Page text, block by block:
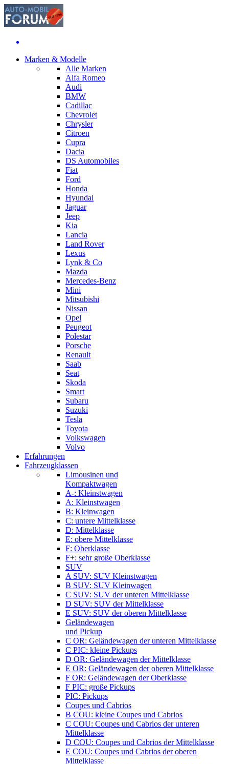
Marken & Modelle
Alle Marken
Alfa Romeo
Audi
BMW
Cadillac
Chevrolet
Chrysler
Citroen
Cupra
Dacia
DS Automobiles
Fiat
Ford
Honda
Hyundai
Jaguar
Jeep
Kia
Lancia
Land Rover
Lexus
Lynk & Co
Mazda
Mercedes-Benz
Mini
Mitsubishi
Nissan
Opel
Peugeot
Polestar
Porsche
Renault
Saab
Seat
Skoda
Smart
Subaru
Suzuki
Tesla
Toyota
Volkswagen
Volvo
Erfahrungen
Fahrzeugklassen
Limousinen und
Kompaktwagen
A-: Kleinstwagen
A: Kleinstwagen
B: Kleinwagen
C: untere Mittelklasse
D: Mittelklasse
E: obere Mittelklasse
F: Oberklasse
F+: sehr große Oberklasse
SUV
A SUV: SUV Kleinstwagen
B SUV: SUV Kleinwagen
C SUV: SUV der unteren Mittelklasse
D SUV: SUV der Mittelklasse
E SUV: SUV der oberen Mittelklasse
Geländewagen
und Pickup
C OR: Geländewagen der unteren Mittelklasse
C PIC: kleine Pickups
D OR: Geländewagen der Mittelklasse
E OR: Geländewagen der oberen Mittelklasse
F OR: Geländewagen der Oberklasse
F PIC: große Pickups
PIC: Pickups
Coupes und Cabrios
B COU: kleine Coupes und Cabrios
C COU: Coupes und Cabrios der unteren
Mittelklasse
D COU: Coupes und Cabrios der Mittelklasse
E COU: Coupes und Cabrios der oberen
Mittelklasse